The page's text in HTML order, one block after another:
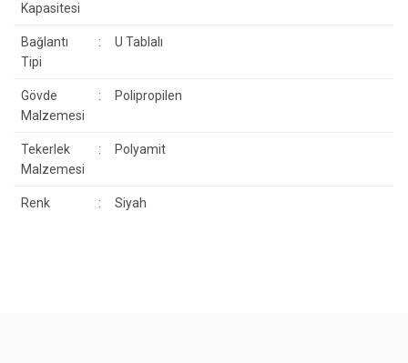
Kapasitesi
Bağlantı
Tipi
: U Tablalı
Gövde
Malzemesi
: Polipropilen
Tekerlek
Malzemesi
: Polyamit
Renk : Siyah